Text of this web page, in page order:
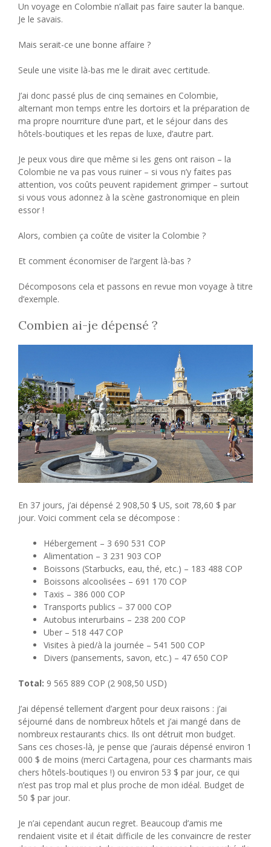
Un voyage en Colombie n’allait pas faire sauter la banque.
Je le savais.
Mais serait-ce une bonne affaire ?
Seule une visite là-bas me le dirait avec certitude.
J’ai donc passé plus de cinq semaines en Colombie,
alternant mon temps entre les dortoirs et la préparation de
ma propre nourriture d’une part, et le séjour dans des
hôtels-boutiques et les repas de luxe, d’autre part.
Je peux vous dire que même si les gens ont raison – la
Colombie ne va pas vous ruiner – si vous n’y faites pas
attention, vos coûts peuvent rapidement grimper – surtout
si vous vous adonnez à la scène gastronomique en plein
essor !
Alors, combien ça coûte de visiter la Colombie ?
Et comment économiser de l’argent là-bas ?
Décomposons cela et passons en revue mon voyage à titre
d’exemple.
Combien ai-je dépensé ?
En 37 jours, j’ai dépensé 2 908,50 $ US, soit 78,60 $ par
jour. Voici comment cela se décompose :
Hébergement – ​​3 690 531 COP
Alimentation – 3 231 903 COP
Boissons (Starbucks, eau, thé, etc.) – 183 488 COP
Boissons alcoolisées – 691 170 COP
Taxis – 386 000 COP
Transports publics – 37 000 COP
Autobus interurbains – 238 200 COP
Uber – 518 447 COP
Visites à pied/à la journée – 541 500 COP
Divers (pansements, savon, etc.) – 47 650 COP
Total: 9 565 889 COP (2 908,50 USD)
J’ai dépensé tellement d’argent pour deux raisons : j’ai
séjourné dans de nombreux hôtels et j’ai mangé dans de
nombreux restaurants chics. Ils ont détruit mon budget.
Sans ces choses-là, je pense que j’aurais dépensé environ 1
000 $ de moins (merci Cartagena, pour ces charmants mais
chers hôtels-boutiques !) ou environ 53 $ par jour, ce qui
n’est pas trop mal et plus proche de mon idéal. Budget de
50 $ par jour.
Je n’ai cependant aucun regret. Beaucoup d’amis me
rendaient visite et il était difficile de les convaincre de rester